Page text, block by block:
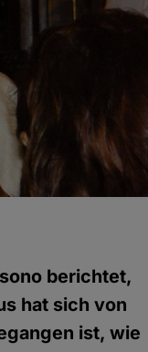
berichtet,
hat sich von
ist, wie